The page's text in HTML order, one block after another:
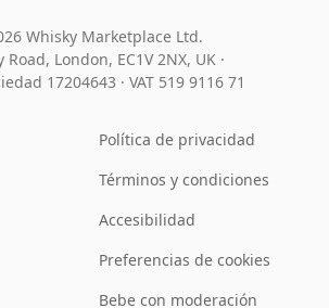
Whisky Marketplace Ltd.
Road, London, EC1V 2NX, UK ·
17204643 · VAT 519 9116 71
Política de privacidad
Términos y condiciones
Accesibilidad
Preferencias de cookies
Bebe con moderación